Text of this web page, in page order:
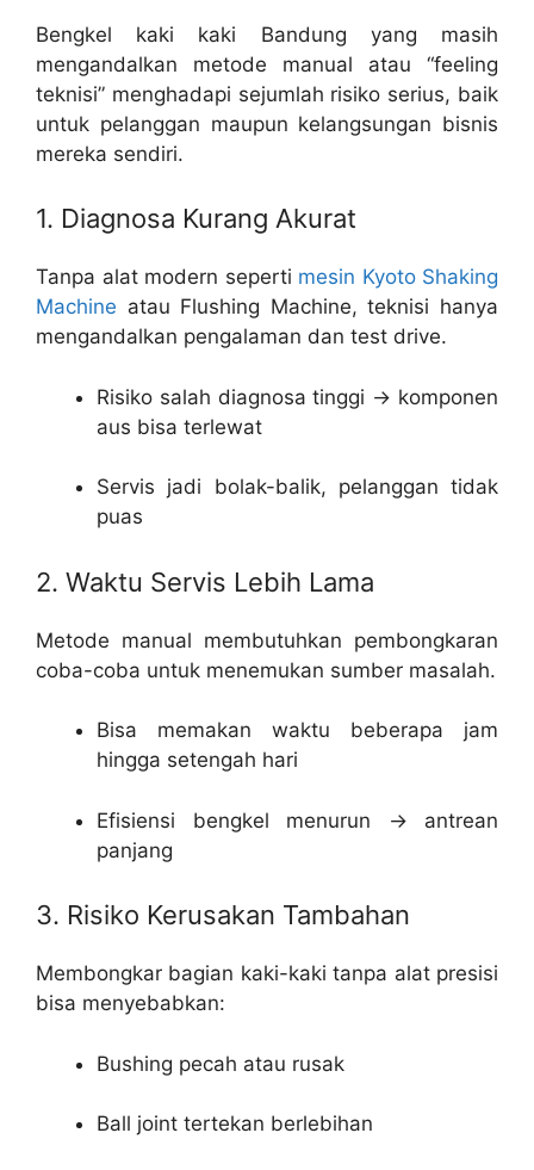
Bengkel kaki kaki Bandung yang masih
mengandalkan metode manual atau “feeling
teknisi” menghadapi sejumlah risiko serius, baik
untuk pelanggan maupun kelangsungan bisnis
mereka sendiri.
1. Diagnosa Kurang Akurat
Tanpa alat modern seperti mesin Kyoto Shaking
Machine atau Flushing Machine, teknisi hanya
mengandalkan pengalaman dan test drive.
Risiko salah diagnosa tinggi → komponen
aus bisa terlewat
Servis jadi bolak-balik, pelanggan tidak
puas
2. Waktu Servis Lebih Lama
Metode manual membutuhkan pembongkaran
coba-coba untuk menemukan sumber masalah.
Bisa memakan waktu beberapa jam
hingga setengah hari
Efisiensi bengkel menurun → antrean
panjang
3. Risiko Kerusakan Tambahan
Membongkar bagian kaki-kaki tanpa alat presisi
bisa menyebabkan:
Bushing pecah atau rusak
Ball joint tertekan berlebihan